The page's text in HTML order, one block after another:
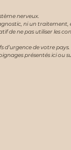
nerveux.
ni un
de ne pas utiliser les
d’urgence de votre pays.
présentés ici ou